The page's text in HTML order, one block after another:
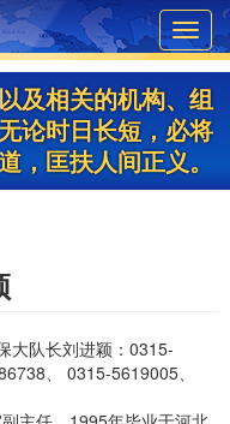
及相关的机构、组
论时日长短，必将
，匡扶人间正义。
大队长刘进颖：0315-
、 0315-5619005、